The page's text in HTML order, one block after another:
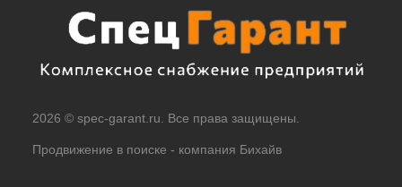
2026 © spec-garant.ru. Все права защищены.
Продвижение в поиске - компания Бихайв